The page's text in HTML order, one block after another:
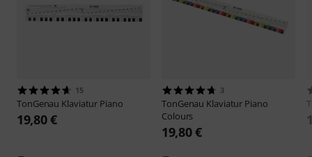
15
TonGenau Klaviatur Piano
19,80 €
3
TonGenau Klaviatur Piano
Colours
19,80 €